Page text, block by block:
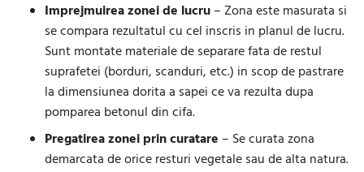
Imprejmuirea zonei de lucru– Zona este masurata si
se compara rezultatul cu cel inscris in planul de lucru.
Sunt montate materiale de separare fata de restul
suprafetei (borduri, scanduri, etc.) in scop de pastrare
la dimensiunea dorita a sapei ce va rezulta dupa
pomparea betonul din cifa.
Pregatirea zonei prin curatare – Se curata zona
demarcata de orice resturi vegetale sau de alta natura.